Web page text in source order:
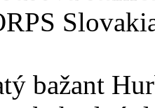
bažant